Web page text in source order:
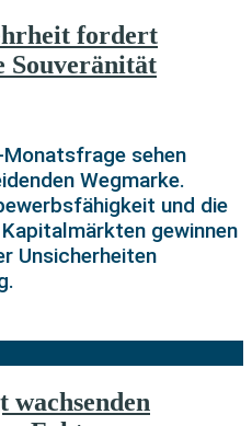
fordert
Souveränität
Monatsfrage sehen
Wegmarke.
und die
gewinnen
Unsicherheiten
wachsenden